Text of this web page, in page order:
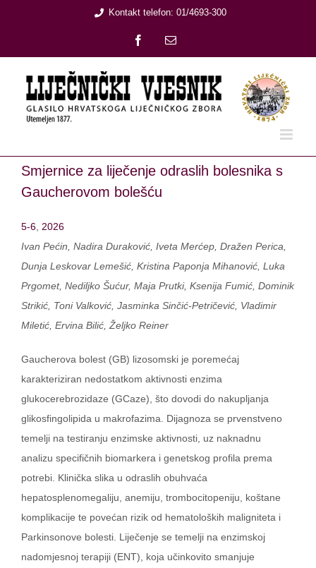
Kontakt telefon: 01/4693-300
FacebookEmail:
Smjernice za liječenje odraslih bolesnika s
Gaucherovom bolešću
5-6 2026
Ivan Pećin, Nadira Duraković, Iveta Merćep, Dražen Perica,
Dunja Leskovar Lemešić, Kristina Paponja Mihanović, Luka
Prgomet, Nediljko Šućur, Maja Prutki, Ksenija Fumić, Dominik
Strikić, Toni Valković, Jasminka Sinčić-Petričević, Vladimir
Miletić, Ervina Bilić, Željko Reiner
Gaucherova bolest (GB) lizosomski je poremećaj
karakteriziran nedostatkom aktivnosti enzima
glukocerebrozidaze (GCaze), što dovodi do nakupljanja
glikosfingolipida u makrofazima. Dijagnoza se prvenstveno
temelji na testiranju enzimske aktivnosti, uz naknadnu
analizu specifičnih biomarkera i genetskog profila prema
potrebi. Klinička slika u odraslih obuhvaća
hepatosplenomegaliju, anemiju, trombocitopeniju, koštane
komplikacije te povećan rizik od hematoloških maligniteta i
Parkinsonove bolesti. Liječenje se temelji na enzimskoj
nadomjesnoj terapiji (ENT), koja učinkovito smanjuje